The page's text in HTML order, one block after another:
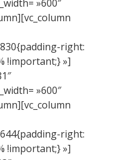
»600″
right:
!important;} »]
»600″
right:
!important;} »]